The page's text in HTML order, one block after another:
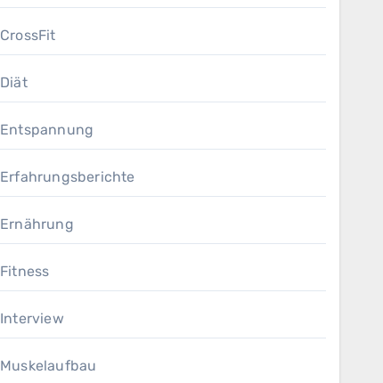
CrossFit
Diät
Entspannung
Erfahrungsberichte
Ernährung
Fitness
Interview
Muskelaufbau